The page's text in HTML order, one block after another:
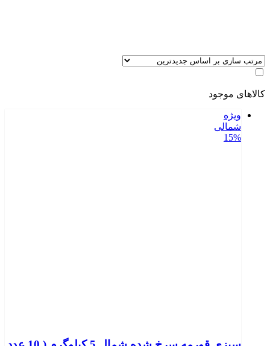
کالاهای موجود
ویژه
شمالی
15%